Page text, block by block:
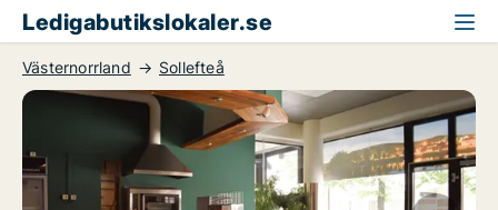
Ledigabutikslokaler.se
Västernorrland Sollefteå